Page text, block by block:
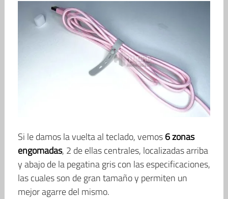
Si le damos la vuelta al teclado, vemos6 zonas
engomadas, 2 de ellas centrales, localizadas arriba
y abajo de la pegatina gris con las especificaciones,
las cuales son de gran tamaño y permiten un
mejor agarre del mismo.